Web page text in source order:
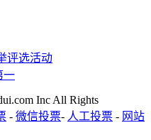
评选活动
一
Inc All Rights
- 微信投票- 人工投票 - 网站